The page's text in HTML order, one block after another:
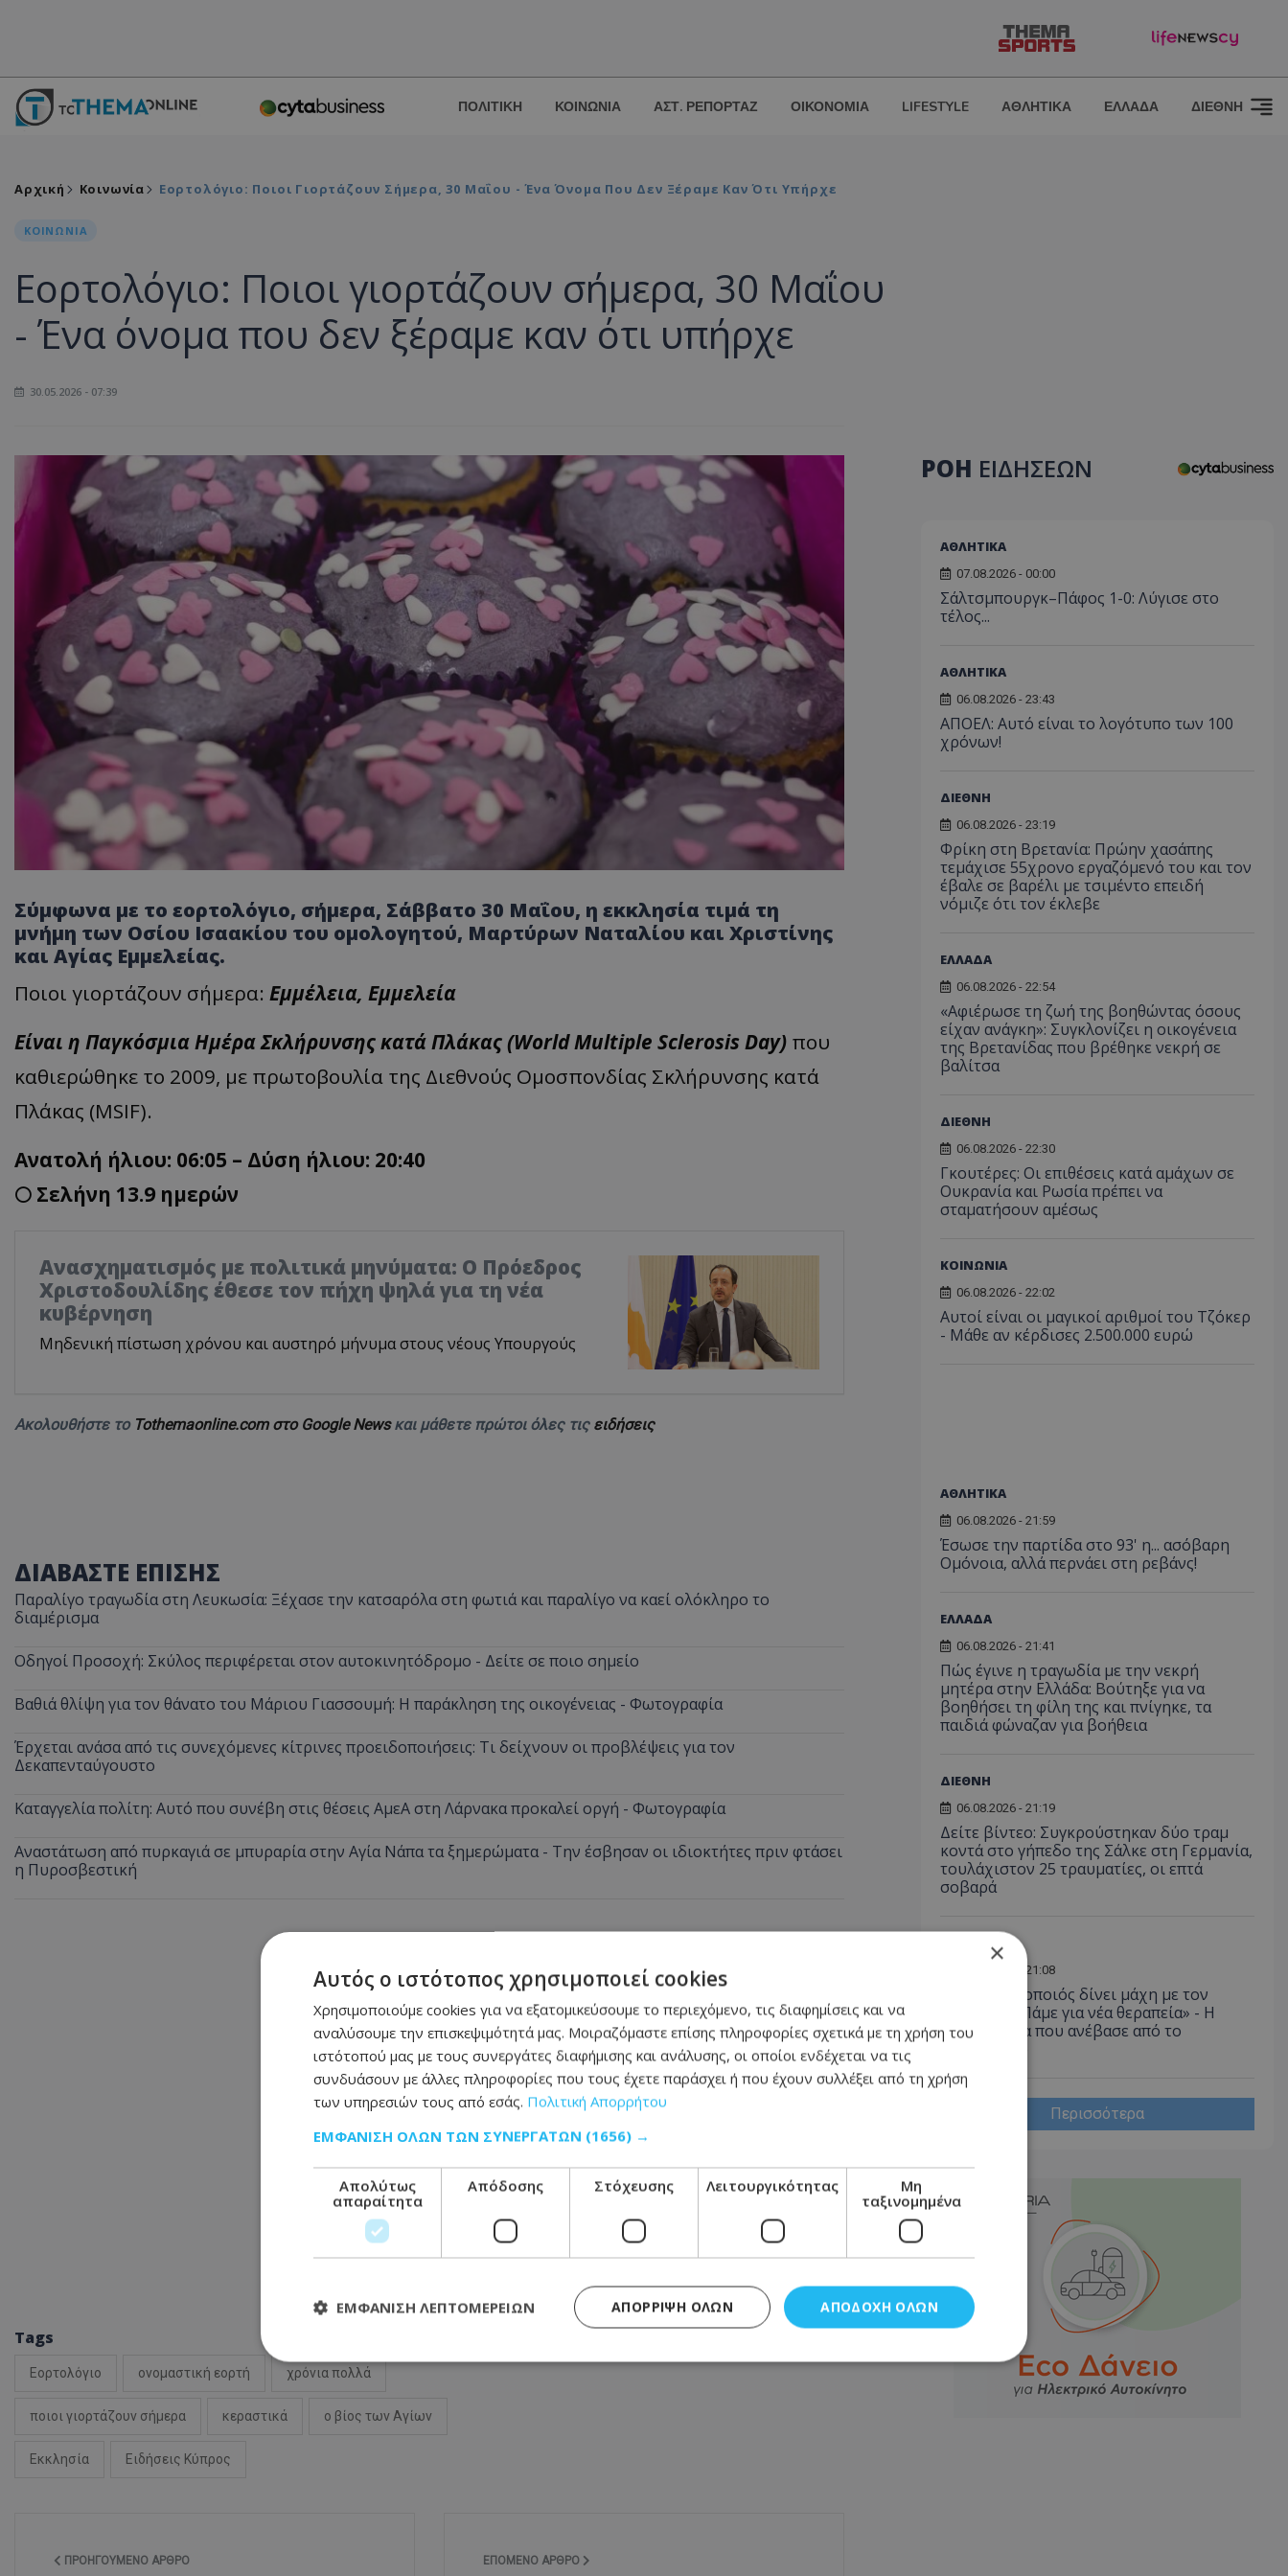
ΠΟΛΙΤΙΚΗ ΚΟΙΝΩΝΙΑ ΑΣΤ. ΡΕΠΟΡΤΑΖ ΟΙΚΟΝΟΜΙΑ LIFESTYLE ΑΘΛΗΤΙΚΑ ΕΛΛΑΔΑ ΔΙΕΘΝΗ
Αρχική Κοινωνία Εορτολόγιο: Ποιοι Γιορτάζουν Σήμερα, 30 Μαΐου - Ένα Όνομα Που Δεν Ξέραμε Καν Ότι Υπήρχε
ΚΟΙΝΩΝΙΑ
Εορτολόγιο: Ποιοι γιορτάζουν σήμερα, 30 Μαΐου
- Ένα όνομα που δεν ξέραμε καν ότι υπήρχε
30.05.2026 - 07:39
Σύμφωνα με το εορτολόγιο, σήμερα, Σάββατο 30 Μαΐου, η εκκλησία τιμά τη
μνήμη των Οσίου Ισαακίου του ομολογητού, Μαρτύρων Ναταλίου και Χριστίνης
και Αγίας Εμμελείας.
Ποιοι γιορτάζουν σήμερα: Εμμέλεια, Εμμελεία
Είναι η Παγκόσμια Ημέρα Σκλήρυνσης κατά Πλάκας (World Multiple Sclerosis Day) που
καθιερώθηκε το 2009, με πρωτοβουλία της Διεθνούς Ομοσπονδίας Σκλήρυνσης κατά
Πλάκας (MSIF).
Ανατολή ήλιου: 06:05 – Δύση ήλιου: 20:40
🌕 Σελήνη 13.9 ημερών
Ανασχηματισμός με πολιτικά μηνύματα: Ο Πρόεδρος
Χριστοδουλίδης έθεσε τον πήχη ψηλά για τη νέα
κυβέρνηση
Μηδενική πίστωση χρόνου και αυστηρό μήνυμα στους νέους Υπουργούς
Ακολουθήστε το Tothemaonline.com στο Google Newsκαι μάθετε πρώτοι όλες τις ειδήσεις
ΔΙΑΒΑΣΤΕ ΕΠΙΣΗΣ
Παραλίγο τραγωδία στη Λευκωσία: Ξέχασε την κατσαρόλα στη φωτιά και παραλίγο να καεί ολόκληρο το
διαμέρισμα
Οδηγοί Προσοχή: Σκύλος περιφέρεται στον αυτοκινητόδρομο - Δείτε σε ποιο σημείο
Βαθιά θλίψη για τον θάνατο του Μάριου Γιασσουμή: Η παράκληση της οικογένειας - Φωτογραφία
Έρχεται ανάσα από τις συνεχόμενες κίτρινες προειδοποιήσεις: Τι δείχνουν οι προβλέψεις για τον
Δεκαπενταύγουστο
Καταγγελία πολίτη: Αυτό που συνέβη στις θέσεις ΑμεΑ στη Λάρνακα προκαλεί οργή - Φωτογραφία
Αναστάτωση από πυρκαγιά σε μπυραρία στην Αγία Νάπα τα ξημερώματα - Την έσβησαν οι ιδιοκτήτες πριν φτάσει
η Πυροσβεστική
Tags
Εορτολόγιο ονομαστική εορτή χρόνια πολλά
ποιοι γιορτάζουν σήμερα κεραστικά ο βίος των Αγίων
Εκκλησία Ειδήσεις Κύπρος
ΠΡΟΗΓΟΎΜΕΝΟ ΆΡΘΡΟ ΕΠΌΜΕΝΟ ΆΡΘΡΟ
ΡΟΗ ΕΙΔΗΣΕΩΝ
ΑΘΛΗΤΙΚΑ
07.08.2026 - 00:00
Σάλτσμπουργκ–Πάφος 1-0: Λύγισε στο
τέλος...
ΑΘΛΗΤΙΚΑ
06.08.2026 - 23:43
ΑΠΟΕΛ: Αυτό είναι το λογότυπο των 100
χρόνων!
ΔΙΕΘΝΗ
06.08.2026 - 23:19
Φρίκη στη Βρετανία: Πρώην χασάπης
τεμάχισε 55χρονο εργαζόμενό του και τον
έβαλε σε βαρέλι με τσιμέντο επειδή
νόμιζε ότι τον έκλεβε
ΕΛΛΑΔΑ
06.08.2026 - 22:54
«Αφιέρωσε τη ζωή της βοηθώντας όσους
είχαν ανάγκη»: Συγκλονίζει η οικογένεια
της Βρετανίδας που βρέθηκε νεκρή σε
βαλίτσα
ΔΙΕΘΝΗ
06.08.2026 - 22:30
Γκουτέρες: Οι επιθέσεις κατά αμάχων σε
Ουκρανία και Ρωσία πρέπει να
σταματήσουν αμέσως
ΚΟΙΝΩΝΙΑ
06.08.2026 - 22:02
Αυτοί είναι οι μαγικοί αριθμοί του Τζόκερ
- Μάθε αν κέρδισες 2.500.000 ευρώ
ΑΘΛΗΤΙΚΑ
06.08.2026 - 21:59
Έσωσε την παρτίδα στο 93' η... ασόβαρη
Ομόνοια, αλλά περνάει στη ρεβάνς!
ΕΛΛΑΔΑ
06.08.2026 - 21:41
Πώς έγινε η τραγωδία με την νεκρή
μητέρα στην Ελλάδα: Βούτηξε για να
βοηθήσει τη φίλη της και πνίγηκε, τα
παιδιά φώναζαν για βοήθεια
ΔΙΕΘΝΗ
06.08.2026 - 21:19
Δείτε βίντεο: Συγκρούστηκαν δύο τραμ
κοντά στο γήπεδο της Σάλκε στη Γερμανία,
τουλάχιστον 25 τραυματίες, οι επτά
σοβαρά
06.08.2026 - 21:08
Έλληνας ηθοποιός δίνει μάχη με τον
καρκίνο - «Πάμε για νέα θεραπεία» - Η
φωτογραφία που ανέβασε από το
νοσοκομείο
Περισσότερα
×
Αυτός ο ιστότοπος χρησιμοποιεί cookies
Χρησιμοποιούμε cookies για να εξατομικεύσουμε το περιεχόμενο, τις διαφημίσεις και να
αναλύσουμε την επισκεψιμότητά μας. Μοιραζόμαστε επίσης πληροφορίες σχετικά με τη χρήση του
ιστότοπού μας με τους συνεργάτες διαφήμισης και ανάλυσης, οι οποίοι ενδέχεται να τις
συνδυάσουν με άλλες πληροφορίες που τους έχετε παράσχει ή που έχουν συλλέξει από τη χρήση
των υπηρεσιών τους από εσάς. Πολιτική Απορρήτου
ΕΜΦΆΝΙΣΗ ΌΛΩΝ ΤΩΝ ΣΥΝΕΡΓΑΤΏΝ (1656) →
Απολύτως
απαραίτητα
Απόδοσης Στόχευσης Λειτουργικότητας
Μη
ταξινομημένα
ΑΠΟΔΟΧΉ ΌΛΩΝ
ΑΠΌΡΡΙΨΗ ΌΛΩΝ
ΕΜΦΆΝΙΣΗ ΛΕΠΤΟΜΕΡΕΙΏΝ